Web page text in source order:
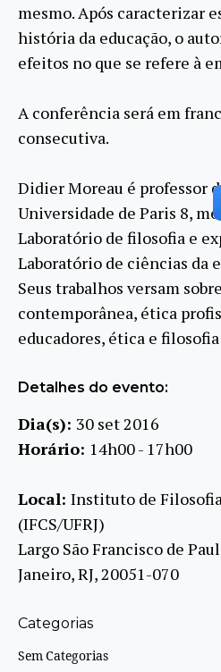
mesmo. Após caracterizar
história da educação, o
efeitos no que se refere à
A conferência será em
consecutiva.
Didier Moreau é professor
Universidade de Paris 8,
Laboratório de filosofia e
Laboratório de ciências da
Seus trabalhos versam
contemporânea, ética
educadores, ética e filosofia
Detalhes do evento:
Dia(s): 30 set 2016
Horário: 14h00 - 17h00
Local: Instituto de
(IFCS/UFRJ)
Largo São Francisco de
Janeiro, RJ, 20051-070
Categorias
Sem Categorias